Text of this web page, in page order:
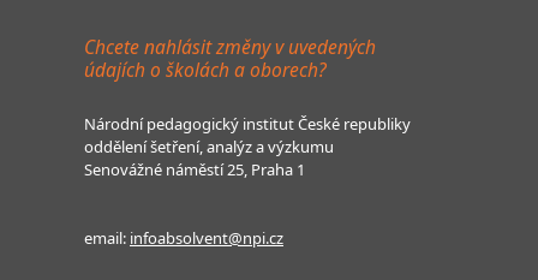
Chcete nahlásit změny v uvedených
údajích o školách a oborech?
Národní pedagogický institut České republiky
oddělení šetření, analýz a výzkumu
Senovážné náměstí 25, Praha 1
email: infoabsolvent@npi.cz